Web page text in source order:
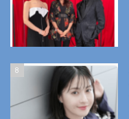
8